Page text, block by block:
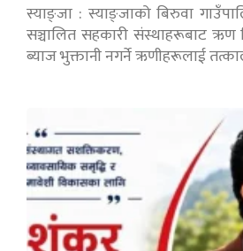
स्याङ्जा : स्याङ्जाको बिरुवा
सञ्चालित सहकारी संस्थाहरूबाट
ब्याज भुक्तानी नगर्ने ऋणीहरूलाई